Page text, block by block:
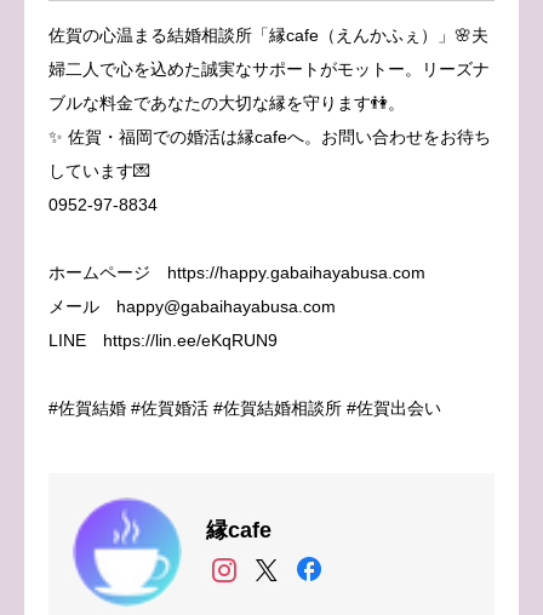
佐賀の心温まる結婚相談所「縁cafe（えんかふぇ）」🌸夫
婦二人で心を込めた誠実なサポートがモットー。リーズナ
ブルな料金であなたの大切な縁を守ります👫。
✨ 佐賀・福岡での婚活は縁cafeへ。お問い合わせをお待ち
しています💌
0952-97-8834
ホームページ https://happy.gabaihayabusa.com
メール happy@gabaihayabusa.com
LINE https://lin.ee/eKqRUN9
#佐賀結婚 #佐賀婚活 #佐賀結婚相談所 #佐賀出会い
縁cafe